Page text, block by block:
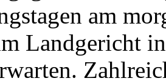
am
Landgericht